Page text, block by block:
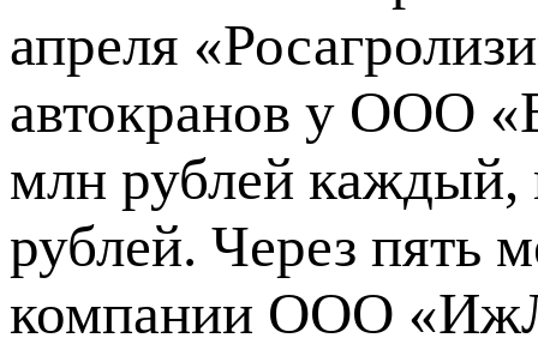
апреля
автокранов у ООО
млн рублей
рублей. Через пять
компании ООО